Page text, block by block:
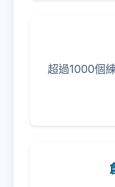
超過1000個